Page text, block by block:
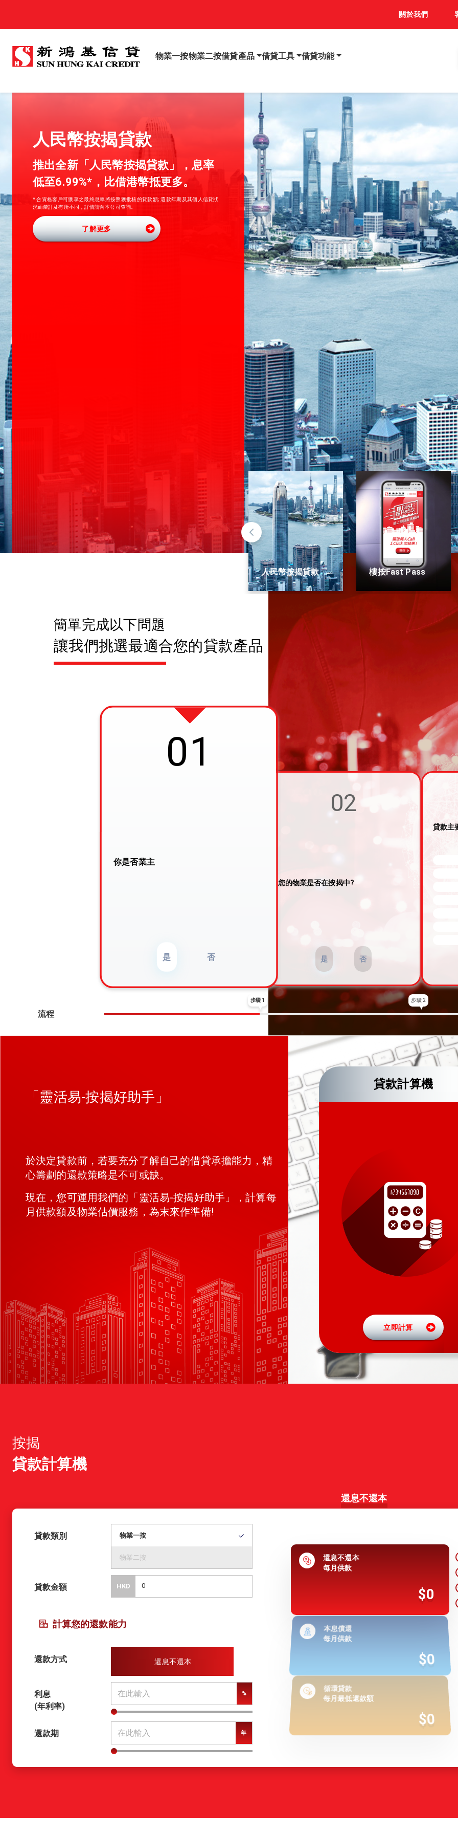
關於我們
物業一按物業二按借貸產品 借貸工具 借貸功能
人民幣按揭貸款
推出全新「人民幣按揭貸款」，息率
低至6.99%*，比借港幣抵更多。
* 合資格客戶可獲享之最終息率將按照獲批核的貸款額; 還款年期及其個人信貸狀
況而釐訂及有所不同，詳情請向本公司查詢。
了解更多
人民幣按揭貸款 樓按Fast Pass
簡單完成以下問題
讓我們挑選最適合您的貸款產品
01
你是否業主
是 否
02
您的物業是否在按揭中?
是 否
貸款主
流程
步驟 1 步驟 2
「靈活易-按揭好助手」
於決定貸款前，若要充分了解自己的借貸承擔能力，精
心籌劃的還款策略是不可或缺。
現在，您可運用我們的「靈活易-按揭好助手」，計算每
月供款額及物業估價服務，為末來作準備!
貸款計算機
立即計算
按揭
貸款計算機
貸款類別 物業一按
物業二按
貸款金額 HKD
計算您的還款能力
還款方式 還息不還本
利息
(年利率)
%
還款期 年
還息不還本
還息不還本
每月供款
$0
本息償還
每月供款
$0
循環貸款
每月最低還款額
$0